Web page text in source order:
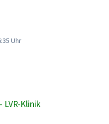
Uhr
Klinik